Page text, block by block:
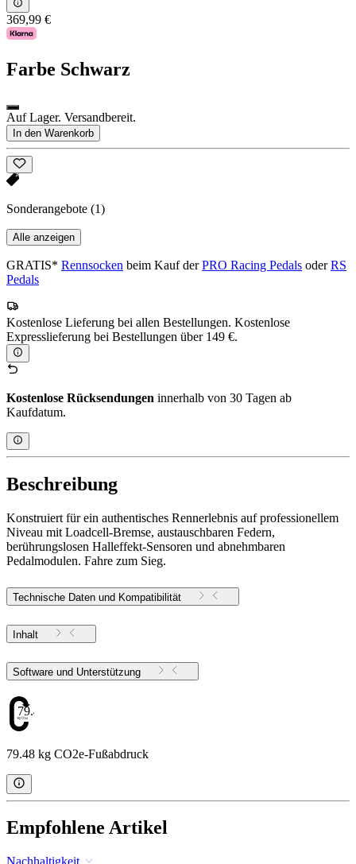
369,99 €
Farbe Schwarz
Auf Lager. Versandbereit.
In den Warenkorb
Sonderangebote (1)
Alle anzeigen
GRATIS* Rennsocken beim Kauf derPRO Racing Pedals oderRS
Pedals
Kostenlose Lieferung bei allen Bestellungen. Kostenlose
Expresslieferung bei Bestellungen über 149 €.
Kostenlose Rücksendungen innerhalb von 30 Tagen ab
Kaufdatum.
Beschreibung
Konstruiert für ein authentisches Rennerlebnis auf professionellem
Niveau mit Loadcell-Bremse, austauschbaren Federn,
berührungslosen Halleffekt-Sensoren und abnehmbaren
Pedalmodulen. Fahre zum Sieg.
Technische Daten und Kompatibilität
Inhalt
Software und Unterstützung
79.48
79.48 kg CO2e-Fußabdruck
Empfohlene Artikel